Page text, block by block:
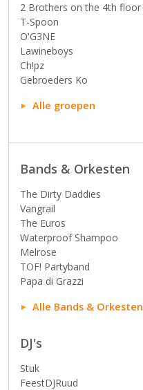
2 Brothers on the 4th floor
T-Spoon
O'G3NE
Lawineboys
Ch!pz
Gebroeders Ko
Alle groepen
Bands & Orkesten
The Dirty Daddies
Vangrail
The Euros
Waterproof Shampoo
Melrose
TOF! Partyband
Papa di Grazzi
Alle Bands & Orkesten
DJ's
Stuk
FeestDJRuud